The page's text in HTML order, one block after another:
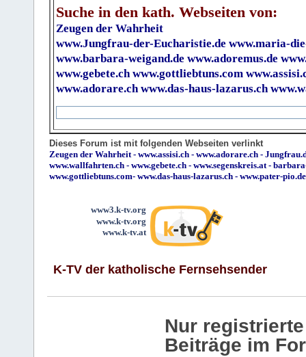
Suche in den kath. Webseiten von:
Zeugen der Wahrheit
www.Jungfrau-der-Eucharistie.de www.maria-
www.barbara-weigand.de www.adoremus.de
www.gebete.ch www.gottliebtuns.com
www.adorare.ch www.das-haus-lazarus.ch
Dieses Forum ist mit folgenden Webseiten verlinkt
Zeugen der Wahrheit- www.assisi.ch - www.adorare.ch -
www.wallfahrten.ch - www.gebete.ch - www.segenskreis.at-
www.gottliebtuns.com- www.das-haus-lazarus.ch - www.pater-pio.de
www3.k-tv.org
www.k-tv.org
www.k-tv.at
K-TV der katholische Fernsehsender
Nur
Beiträge im